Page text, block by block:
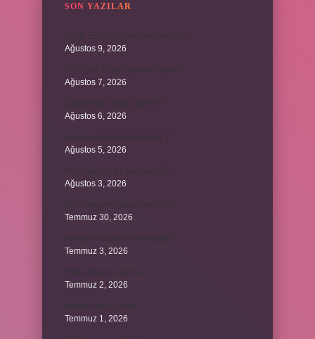
SON YAZILAR
Ağustos 9, 2026
Ağustos 7, 2026
Ağustos 6, 2026
Ağustos 5, 2026
Ağustos 3, 2026
Temmuz 30, 2026
Temmuz 3, 2026
Temmuz 2, 2026
Temmuz 1, 2026